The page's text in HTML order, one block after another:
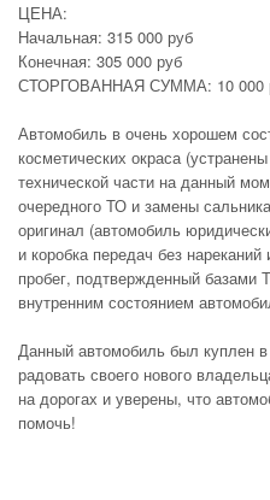
ЦЕНА:
Начальная: 315 000 руб
Конечная: 305 000 руб
СТОРГОВАННАЯ СУММА: 10 000
Автомобиль в очень хорошем
косметических окраса
технической части на данный
очередного ТО и замены
оригинал (автомобиль
и коробка передач без
пробег, подтвержденный
внутренним состоянием
Данный автомобиль был куплен
радовать своего нового
на дорогах и уверены, что
помочь!